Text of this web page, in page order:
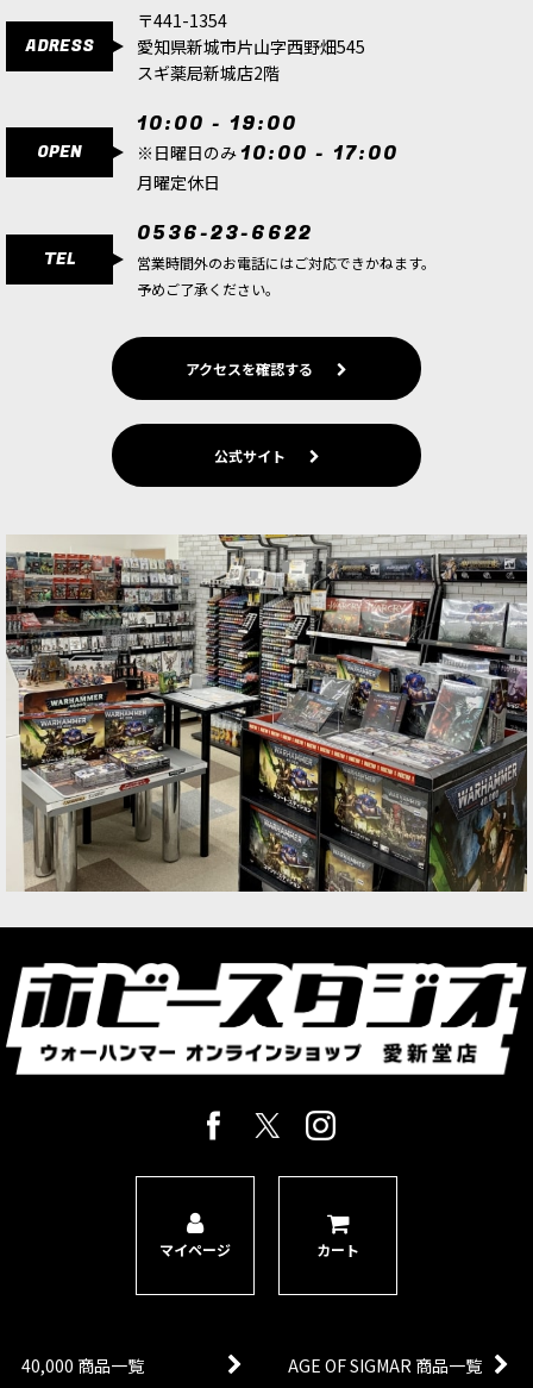
を収録するハードカバー版書籍（128ページ）。
データシート30種、アデプタ・ソロリタス・デタ
ッチメント4種…
[コンバットパトロール] アデプタ・ソロリタス
[ 73-52]
24,100円(税込)
ゲーム「ウォーハンマー40,000」アデプタ・ソロ
リタスの勢力のコレクションを始めたり、コンバ
ットパトロールサイズのゲームを楽しむのにおす
すめなボックスセット。シタデルミニチュア27
[アデプタ・ソロリタス] シスター・ノヴィシエイ
ト・スカッド[52-64]
9,000
シスター・ノヴィシエイトは、アデプタ・ソロリ
らはスコラ・プロジェニウムのドリル・アボット
（訓練導師）によって鍛え上げられ、実戦経験を
積み資質を証明するために…
[アデプタ・ソロリタス] セレスティアン・サクレ
サント[52-35]
8,900円(税込)
1点
「セレスティアン・サクレサント」は、アデプ
タ・ソロリタスのエリートメンバーであり、「カ
ノネス」のボディーガードであるが、そこから離
れる代わりに、教団の為に〈秩序〉中を探索して
いる。ある者は異端や反乱を…
[アデプタ・ソロリタス] リペンティア・スカッド
1点
このキットには「リペンティア・スカッド」９体
と「リペンティア・スペリオール」１体が収録さ
れている。「スペリオール（上司）」は一対の鞭
か、聖典を片手に巻き取った鞭を持ったバージョ
ンに組み立てられる。
[アデプタ・ソロリタス] リトリビューター・スカ
このキットには「リトリビューター・スカッド」
ている。「リトリビューター」はヘヴィーボルダ
ADRESS
〒441-1354
愛知県新城市片山字西野畑545
スギ薬局新城店2階
OPEN
10:00 - 19:00
※日曜日のみ 10:00 - 17:00
月曜定休日
TEL
0536-23-6622
営業時間外のお電話にはご対応できかねます。
予めご了承ください。
アクセスを確認する
公式サイト
マイページ カート
40,000 商品一覧 AGE OF SIGMAR 商品一覧